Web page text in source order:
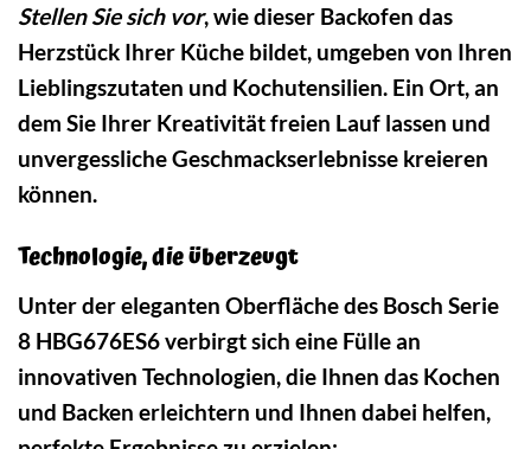
Stellen Sie sich vor, wie dieser Backofen das
Herzstück Ihrer Küche bildet, umgeben von Ihren
Lieblingszutaten und Kochutensilien. Ein Ort, an
dem Sie Ihrer Kreativität freien Lauf lassen und
unvergessliche Geschmackserlebnisse kreieren
können.
Technologie, die überzeugt
Unter der eleganten Oberfläche des Bosch Serie
8 HBG676ES6 verbirgt sich eine Fülle an
innovativen Technologien, die Ihnen das Kochen
und Backen erleichtern und Ihnen dabei helfen,